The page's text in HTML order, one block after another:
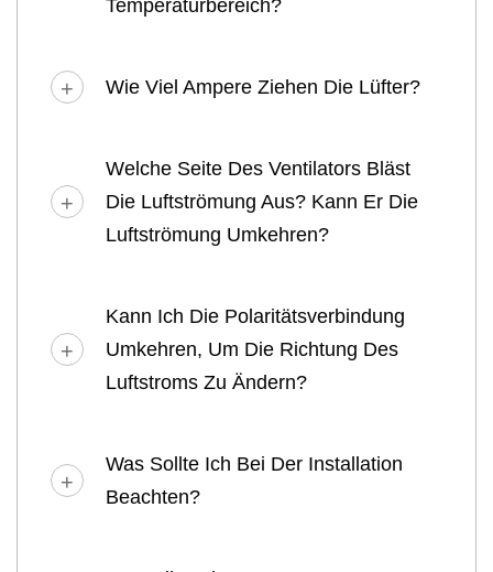
Temperaturbereich?
Wie Viel Ampere Ziehen Die Lüfter?
Welche Seite Des Ventilators Bläst
Die Luftströmung Aus? Kann Er Die
Luftströmung Umkehren?
Kann Ich Die Polaritätsverbindung
Umkehren, Um Die Richtung Des
Luftstroms Zu Ändern?
Was Sollte Ich Bei Der Installation
Beachten?